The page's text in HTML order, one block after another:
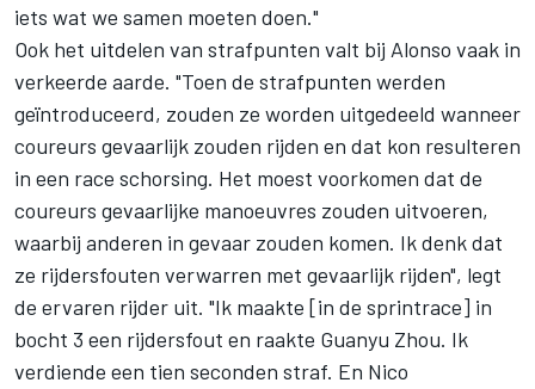
iets wat we samen moeten doen."
Ook het uitdelen van strafpunten valt bij Alonso vaak in
verkeerde aarde. "Toen de strafpunten werden
geïntroduceerd, zouden ze worden uitgedeeld wanneer
coureurs gevaarlijk zouden rijden en dat kon resulteren
in een race schorsing. Het moest voorkomen dat de
coureurs gevaarlijke manoeuvres zouden uitvoeren,
waarbij anderen in gevaar zouden komen. Ik denk dat
ze rijdersfouten verwarren met gevaarlijk rijden", legt
de ervaren rijder uit. "Ik maakte [in de sprintrace] in
bocht 3 een rijdersfout en raakte Guanyu Zhou. Ik
verdiende een tien seconden straf. En Nico